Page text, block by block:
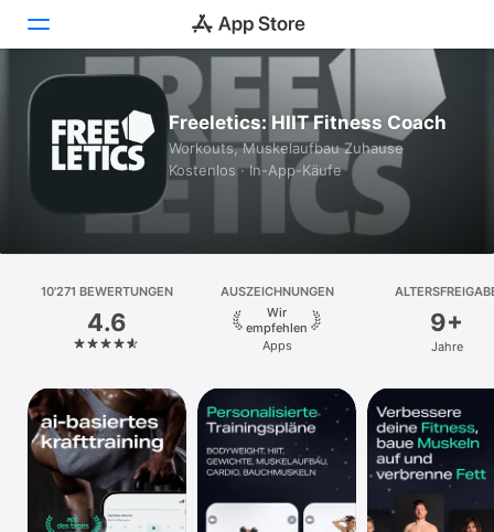
Spiele
Arcade
Suchen
Plattform
iPad
Mac
Watch
Freeletics: HIIT Fitness Coach
Workouts, Muskelaufbau Zuhause
Kostenlos · In-App-Käufe
10'271 BEWERTUNGEN
4.6
AUSZEICHNUNGEN
Wir
empfehlen
Apps
9+
Jahre